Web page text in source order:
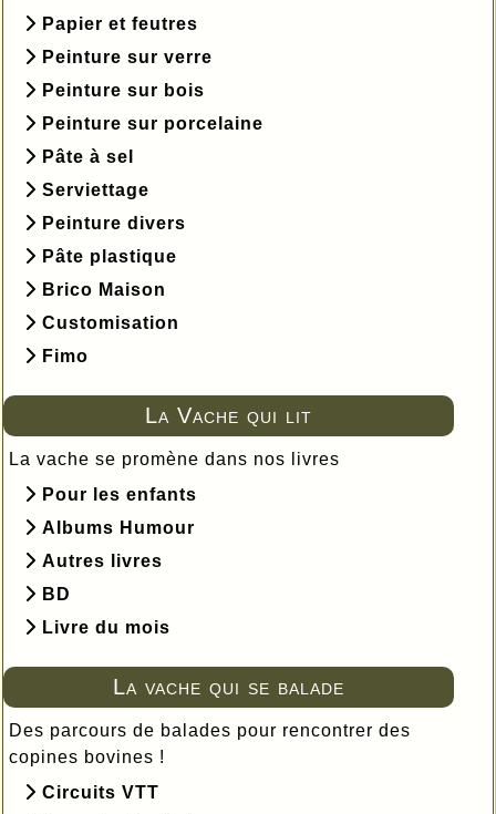
Papier et feutres
Peinture sur verre
Peinture sur bois
Peinture sur porcelaine
Pâte à sel
Serviettage
Peinture divers
Pâte plastique
Brico Maison
Customisation
Fimo
La Vache qui lit
La vache se promène dans nos livres
Pour les enfants
Albums Humour
Autres livres
BD
Livre du mois
La vache qui se balade
Des parcours de balades pour rencontrer des
copines bovines !
Circuits VTT